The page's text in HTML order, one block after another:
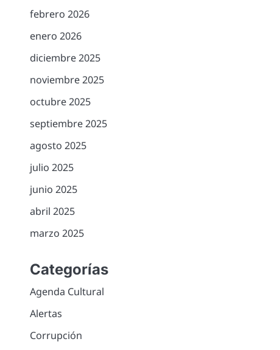
febrero 2026
enero 2026
diciembre 2025
noviembre 2025
octubre 2025
septiembre 2025
agosto 2025
julio 2025
junio 2025
abril 2025
marzo 2025
Categorías
Agenda Cultural
Alertas
Corrupción